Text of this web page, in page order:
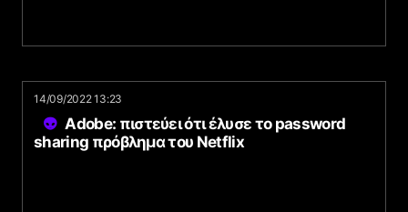
14/09/2022 13:23
Adobe: πιστεύει ότι έλυσε το password
sharing πρόβλημα του Netflix